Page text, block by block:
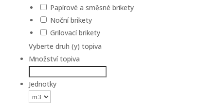
Papírové a směsné brikety
Noční brikety
Grilovací brikety
Vyberte druh (y) topiva
Množství topiva
Jednotky